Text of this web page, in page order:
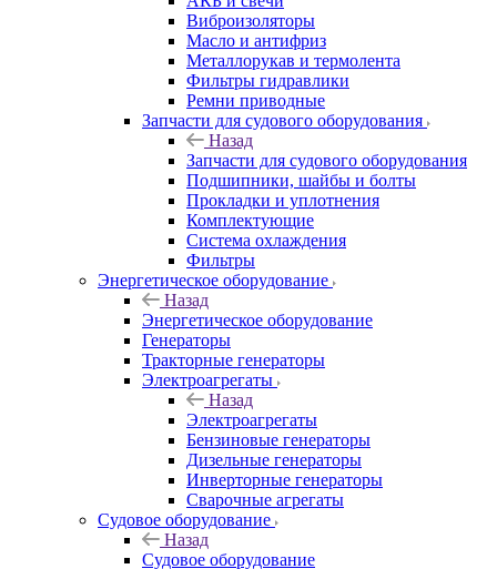
Виброизоляторы
Масло и антифриз
Металлорукав и термолента
Фильтры гидравлики
Ремни приводные
Запчасти для судового оборудования
Назад
Запчасти для судового оборудования
Подшипники, шайбы и болты
Прокладки и уплотнения
Комплектующие
Система охлаждения
Фильтры
Энергетическое оборудование
Назад
Энергетическое оборудование
Генераторы
Тракторные генераторы
Электроагрегаты
Назад
Электроагрегаты
Бензиновые генераторы
Дизельные генераторы
Инверторные генераторы
Сварочные агрегаты
Судовое оборудование
Назад
Судовое оборудование